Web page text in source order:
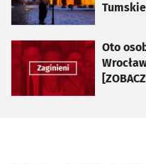
Oto
otworzy się w nowej karcie